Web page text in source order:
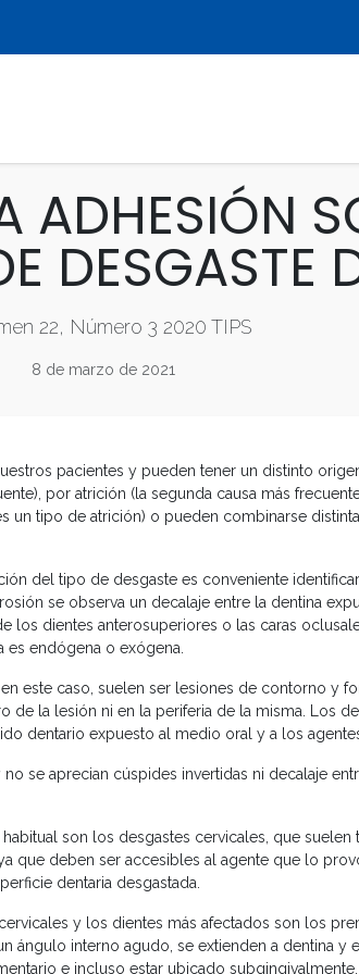
ADHESIÓN
DESGASTE
22, Número 3 2020 TIPS
8 de marzo de 2021
pacientes y pueden tener un distinto
por atrición (la segunda causa más
un tipo de atrición) o pueden combinarse
del tipo de desgaste es conveniente
se observa un decalaje entre la dentina
los dientes anterosuperiores o las caras
endógena o exógena.
este caso, suelen ser lesiones de contorno y
de la lesión ni en la periferia de la misma. Los
dentario expuesto al medio oral y a los
se aprecian cúspides invertidas ni decalaje
son los desgastes cervicales, que suelen
que deben ser accesibles al agente que lo
dentaria desgastada.
y los dientes más afectados son los
ángulo interno agudo, se extienden a dentina y
e incluso estar ubicado subgingivalmente.